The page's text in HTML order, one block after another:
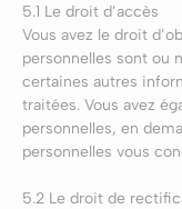
5.1 Le droit d’accès
Vous avez le droit
personnelles sont ou
certaines autres
traitées. Vous avez
personnelles, en
personnelles vous
5.2 Le droit de